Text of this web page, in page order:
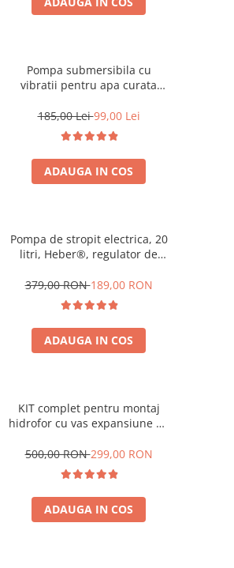
Pompa submersibila cu
vibratii pentru apa curata
racordare, 18 l/min debit
maxim, 6 m adancime
absorbtie, 60 m inaltime
refulare
185,00 Lei99,00 Lei
ADAUGA IN COS
Pompa de stropit electrica, 20
litri, Heber®, regulator de
acumulator, 5 duze incluse
379,00 RON189,00 RON
ADAUGA IN COS
KIT complet pentru montaj
hidrofor cu vas expansiune 50
500,00 RON299,00 RON
ADAUGA IN COS